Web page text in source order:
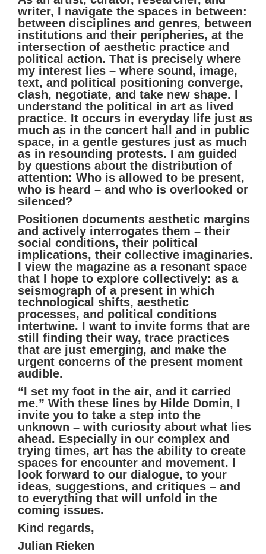
writer, I navigate the spaces in between:
between disciplines and genres, between
institutions and their peripheries, at the
intersection of aesthetic practice and
political action. That is precisely where
my interest lies – where sound, image,
text, and political positioning converge,
clash, negotiate, and take new shape. I
understand the political in art as lived
practice. It occurs in everyday life just as
much as in the concert hall and in public
space, in a gentle gestures just as much
as in resounding protests. I am guided
by questions about the distribution of
attention: Who is allowed to be present,
who is heard – and who is overlooked or
silenced?‍
Positionen documents aesthetic margins
and actively interrogates them – their
social conditions, their political
implications, their collective imaginaries.
I view the magazine as a resonant space
that I hope to explore collectively: as a
seismograph of a present in which
technological shifts, aesthetic
processes, and political conditions
intertwine. I want to invite forms that are
still finding their way, trace practices
that are just emerging, and make the
urgent concerns of the present moment
audible.
“I set my foot in the air, and it carried
me.” With these lines by Hilde Domin, I
invite you to take a step into the
unknown – with curiosity about what lies
ahead. Especially in our complex and
trying times, art has the ability to create
spaces for encounter and movement. I
look forward to our dialogue, to your
ideas, suggestions, and critiques – and
to everything that will unfold in the
coming issues.
Kind regards,
Julian Rieken